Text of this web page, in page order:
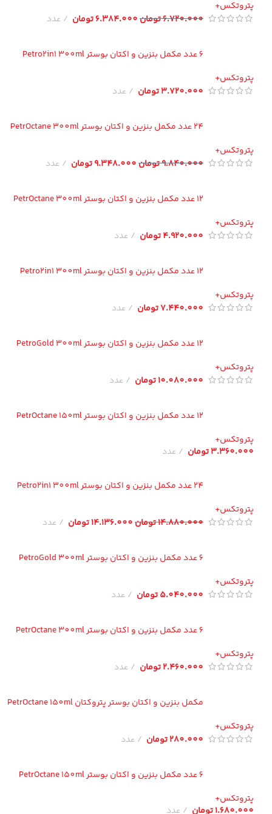
6.720.000تومان6.384.000تومان عدد
6 عدد مکمل بنزین و اکتان بوستر Petro2in1 300ml
3.720.000تومان عدد
24 عدد مکمل بنزین و اکتان بوستر PetrOctane 300ml
9.840.000تومان9.348.000تومان عدد
12 عدد مکمل بنزین و اکتان بوستر PetrOctane 300ml
4.920.000تومان عدد
12 عدد مکمل بنزین و اکتان بوستر Petro2in1 300ml
7.440.000تومان عدد
12 عدد مکمل بنزین و اکتان بوستر PetroGold 300ml
10.080.000تومان عدد
12 عدد مکمل بنزین و اکتان بوستر PetrOctane 150ml
تومان عدد
24 عدد مکمل بنزین و اکتان بوستر Petro2in1 300ml
14.880.000تومان14.136.000تومان عدد
6 عدد مکمل بنزین و اکتان بوستر PetroGold 300ml
5.040.000تومان عدد
6 عدد مکمل بنزین و اکتان بوستر PetrOctane 300ml
2.460.000تومان عدد
مکمل بنزین و اکتان بوستر پتروکتان PetrOctane 150ml
280.000تومان عدد
6 عدد مکمل بنزین و اکتان بوستر PetrOctane 150ml
تومان عدد